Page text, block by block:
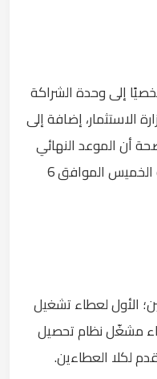
إلى وحدة الشراكة
الاستثمار، إضافة إلى
أن الموعد النهائي
لتقديم طلبات التأهيل المسبق هو الخميس الموافق 6
الأول لعطاء تشغيل
مشغّل نظام تحصيل
لكلا العطاءين.